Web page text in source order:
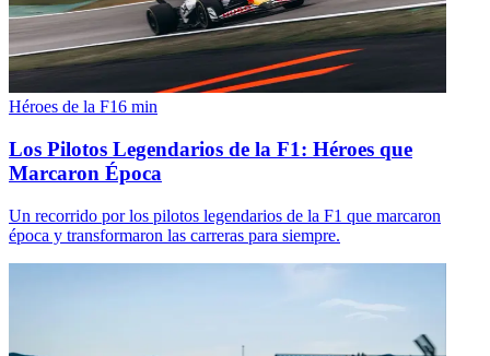
Héroes de la F16 min
Los Pilotos Legendarios de la F1: Héroes que
Marcaron Época
Un recorrido por los pilotos legendarios de la F1 que marcaron
época y transformaron las carreras para siempre.